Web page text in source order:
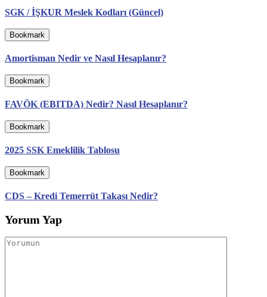
SGK / İŞKUR Meslek Kodları (Güncel)
Bookmark
Amortisman Nedir ve Nasıl Hesaplanır?
Bookmark
FAVÖK (EBITDA) Nedir? Nasıl Hesaplanır?
Bookmark
2025 SSK Emeklilik Tablosu
Bookmark
CDS – Kredi Temerrüt Takası Nedir?
Yorum Yap